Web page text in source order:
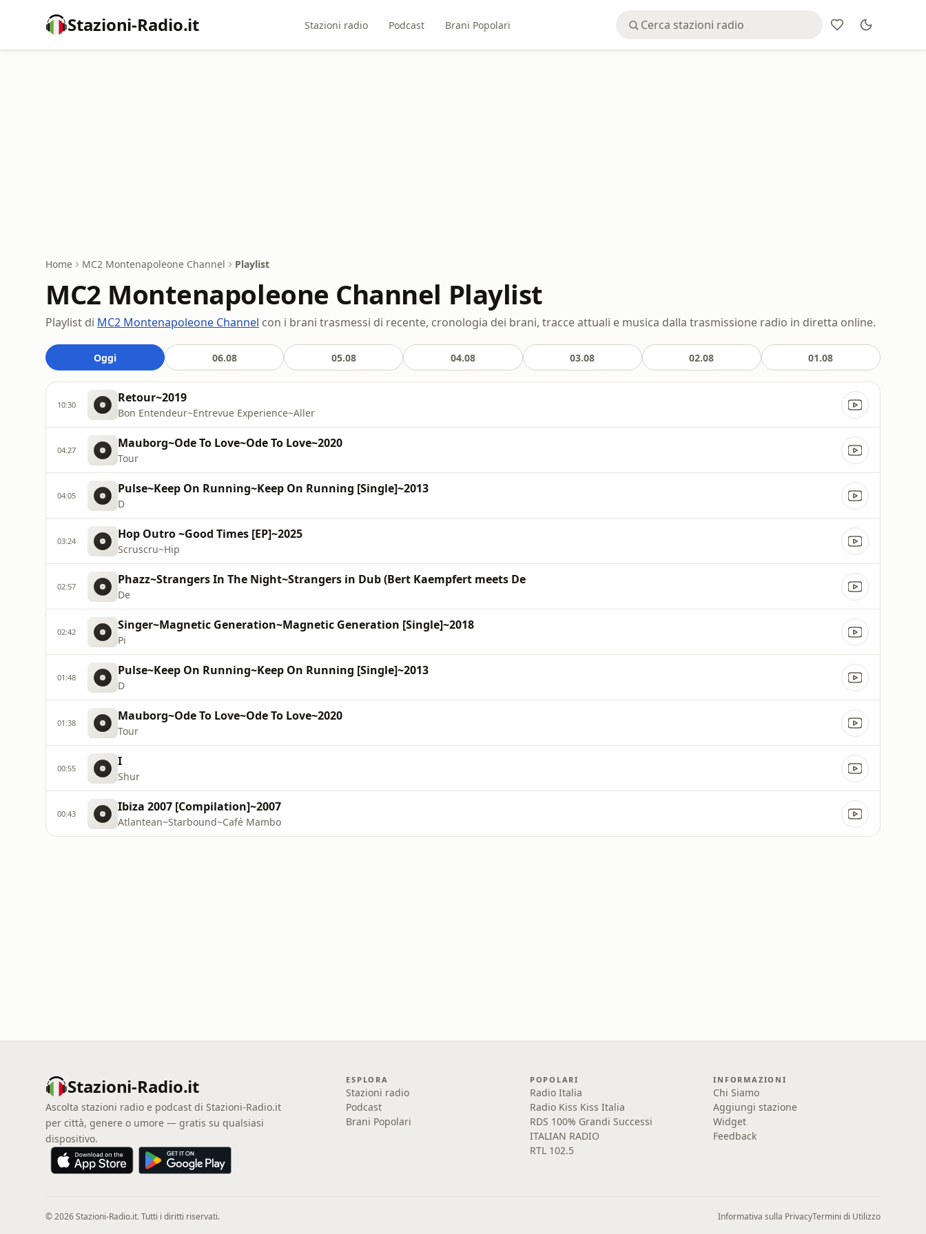
Stazioni-Radio.it Stazioni radio Podcast Brani Popolari
Home MC2 Montenapoleone Channel Playlist
MC2 Montenapoleone Channel Playlist
Playlist di MC2 Montenapoleone Channel con i brani trasmessi di recente, cronologia dei brani, tracce attuali e musica dalla trasmissione radio in diretta online.
Oggi 06.08 05.08 04.08 03.08 02.08 01.08
10:30 Retour~2019
Bon Entendeur~Entrevue Experience~Aller
04:27 Mauborg~Ode To Love~Ode To Love~2020
Tour
04:05 Pulse~Keep On Running~Keep On Running [Single]~2013
D
03:24 Hop Outro ~Good Times [EP]~2025
Scruscru~Hip
02:57 Phazz~Strangers In The Night~Strangers in Dub (Bert Kaempfert meets De
De
02:42 Singer~Magnetic Generation~Magnetic Generation [Single]~2018
Pi
01:48 Pulse~Keep On Running~Keep On Running [Single]~2013
D
01:38 Mauborg~Ode To Love~Ode To Love~2020
Tour
00:55 I
Shur
00:43 Ibiza 2007 [Compilation]~2007
Atlantean~Starbound~Café Mambo
Stazioni-Radio.it
Ascolta stazioni radio e podcast di Stazioni-Radio.it
per città, genere o umore — gratis su qualsiasi
dispositivo.
ESPLORA
Stazioni radio
Podcast
Brani Popolari
POPOLARI
Radio Italia
Radio Kiss Kiss Italia
RDS 100% Grandi Successi
ITALIAN RADIO
RTL 102.5
INFORMAZIONI
Chi Siamo
Aggiungi stazione
Widget
Feedback
© 2026 Stazioni-Radio.it. Tutti i diritti riservati. Informativa sulla PrivacyTermini di Utilizzo